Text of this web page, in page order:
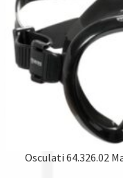
Osculati 64.326.02